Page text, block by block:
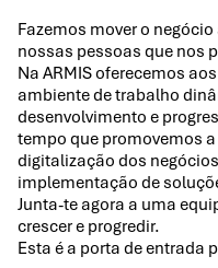
Fazemos mover o
nossas pessoas que nos
Na ARMIS oferecemos
ambiente de trabalho
desenvolvimento e
tempo que promovemos
digitalização dos
implementação de
Junta-te agora a uma
crescer e progredir.
Esta é a porta de entrada